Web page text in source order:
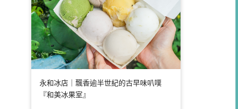
永和冰店｜飄香逾半世紀的古早味叭噗
『和美冰果室』